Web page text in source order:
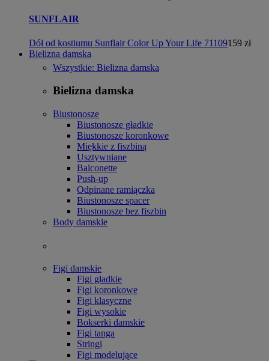
SUNFLAIR
Dół od kostiumu Sunflair Color Up Your Life 71109159 zł
Bielizna damska
Wszystkie: Bielizna damska
Bielizna damska
Biustonosze
Biustonosze gładkie
Biustonosze koronkowe
Miękkie z fiszbiną
Usztywniane
Balconette
Push-up
Odpinane ramiączka
Biustonosze spacer
Biustonosze bez fiszbin
Body damskie
Figi damskie
Figi gładkie
Figi koronkowe
Figi klasyczne
Figi wysokie
Bokserki damskie
Figi tanga
Stringi
Figi modelujące